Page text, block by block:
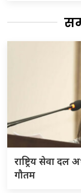
राष्ट्रिय सेवा दल
गौतम